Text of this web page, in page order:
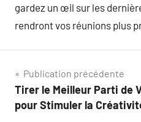
gardez un œil sur les
rendront vos réunions plus
Navigation
de
Publication précédente
Tirer le Meilleur Parti de
pour Stimuler la